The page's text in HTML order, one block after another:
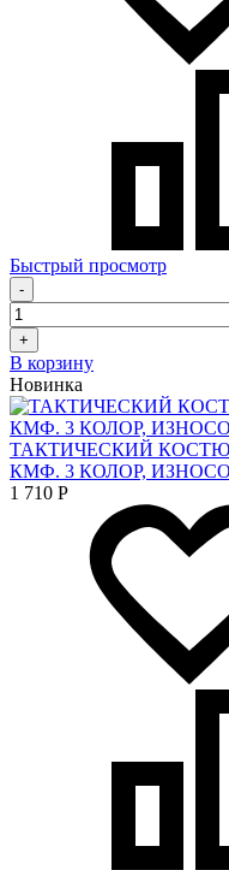
Быстрый просмотр
-
+
В корзину
Новинка
ТАКТИЧЕСКИЙ
КМФ. 3 КОЛОР,
1 710 Р